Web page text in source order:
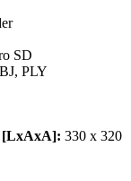
SD
PLY
[LxAxA]: 330 x 320